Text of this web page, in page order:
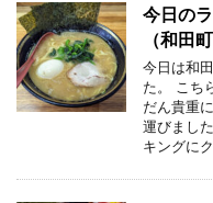
今日の
（和田町
今日は和
た。 こち
だん貴重
運びまし
キングに